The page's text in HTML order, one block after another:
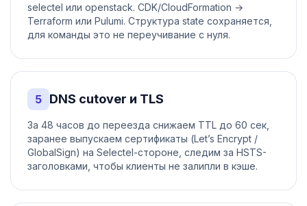
selectel или openstack. CDK/CloudFormation →
Terraform или Pulumi. Структура state сохраняется,
для команды это не переучивание с нуля.
5 DNS cutover и TLS
За 48 часов до переезда снижаем TTL до 60 сек,
заранее выпускаем сертификаты (Let’s Encrypt /
GlobalSign) на Selectel-стороне, следим за HSTS-
заголовками, чтобы клиенты не залипли в кэше.